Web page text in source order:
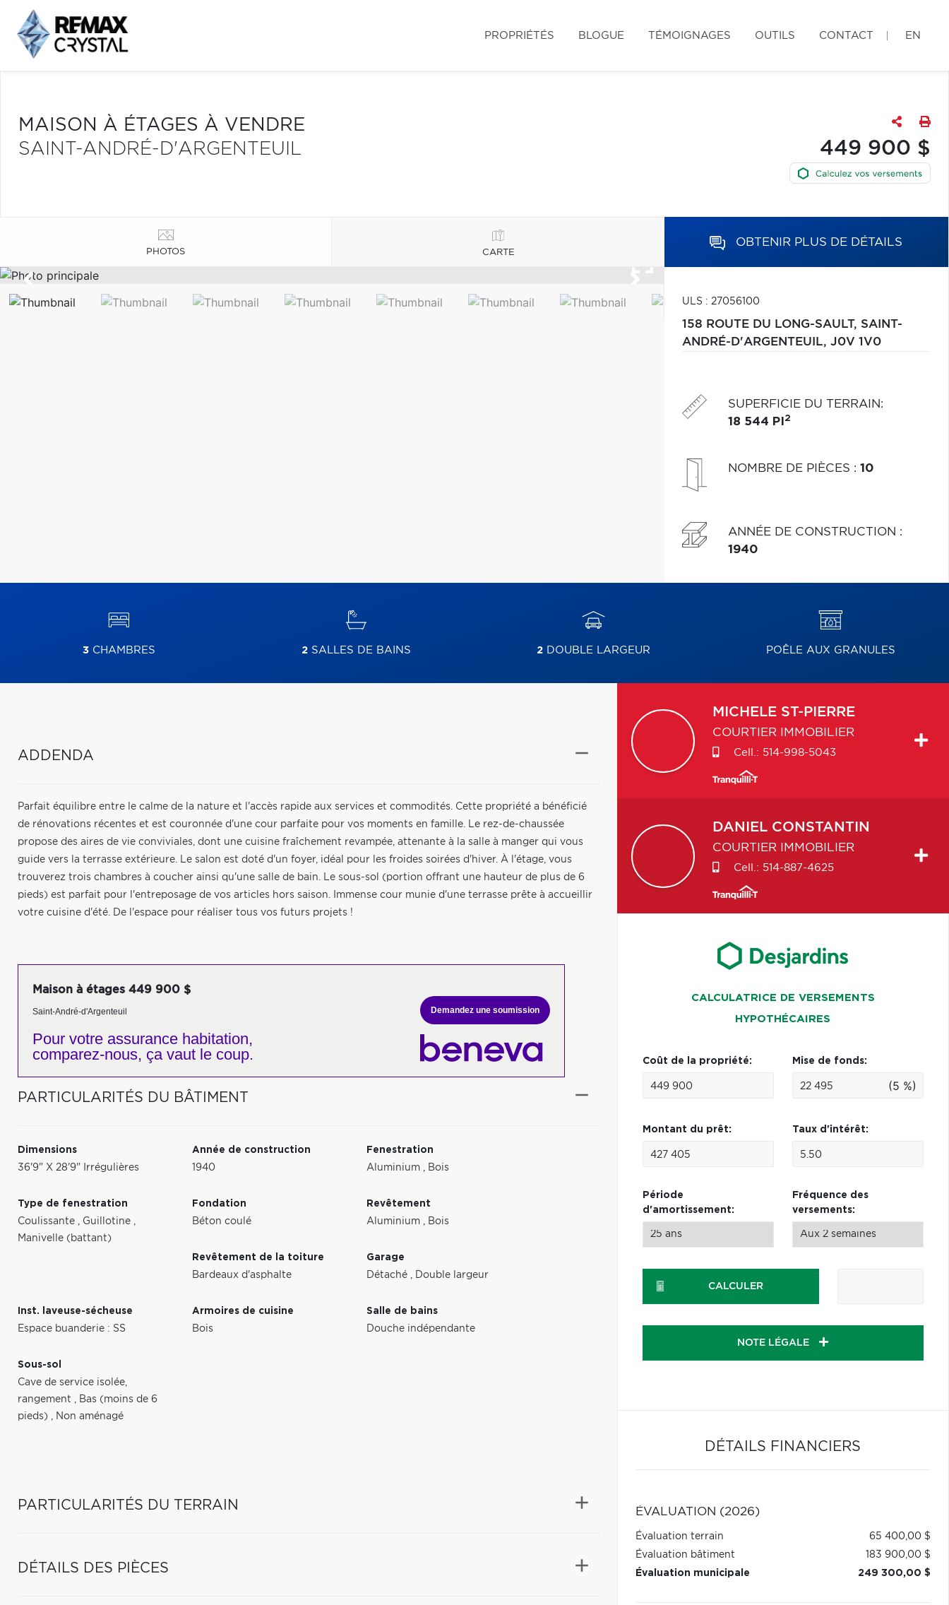
PROPRIÉTÉS BLOGUE TÉMOIGNAGES OUTILS CONTACT EN
MAISON À ÉTAGES À VENDRE
SAINT-ANDRÉ-D'ARGENTEUIL
449 900 $
PHOTOS CARTE
OBTENIR PLUS DE DÉTAILS
ULS : 27056100
158 ROUTE DU LONG-SAULT, SAINT-
ANDRÉ-D'ARGENTEUIL, J0V 1V0
SUPERFICIE DU TERRAIN:
18 544 PI 2
NOMBRE DE PIÈCES : 10
ANNÉE DE CONSTRUCTION :
1940
3CHAMBRES 2SALLES DE BAINS 2DOUBLE LARGEUR POÊLE AUX GRANULES
ADDENDA
Parfait équilibre entre le calme de la nature et l'accès rapide aux services et commodités. Cette propriété a bénéficié
de rénovations récentes et est couronnée d'une cour parfaite pour vos moments en famille. Le rez-de-chaussée
propose des aires de vie conviviales, dont une cuisine fraîchement revampée, attenante à la salle à manger qui vous
guide vers la terrasse extérieure. Le salon est doté d'un foyer, idéal pour les froides soirées d'hiver. À l'étage, vous
trouverez trois chambres à coucher ainsi qu'une salle de bain. Le sous-sol (portion offrant une hauteur de plus de 6
pieds) est parfait pour l'entreposage de vos articles hors saison. Immense cour munie d'une terrasse prête à accueillir
votre cuisine d'été. De l'espace pour réaliser tous vos futurs projets !
Maison à étages 449 900 $
Saint-André-d'Argenteuil
Pour votre assurance habitation,
comparez-nous, ça vaut le coup.
Demandez une soumission
PARTICULARITÉS DU BÂTIMENT
Dimensions
36'9" X 28'9" Irrégulières
Année de construction
1940
Fenestration
Aluminium , Bois
Type de fenestration
Coulissante , Guillotine ,
Manivelle (battant)
Fondation
Béton coulé
Revêtement
Aluminium , Bois
Revêtement de la toiture
Bardeaux d'asphalte
Garage
Détaché , Double largeur
Inst. laveuse-sécheuse
Espace buanderie : SS
Armoires de cuisine
Bois
Salle de bains
Douche indépendante
Sous-sol
Cave de service isolée,
rangement , Bas (moins de 6
pieds) , Non aménagé
PARTICULARITÉS DU TERRAIN
DÉTAILS DES PIÈCES
MICHELE ST-PIERRE
COURTIER IMMOBILIER
Cell.: 514-998-5043
DANIEL CONSTANTIN
COURTIER IMMOBILIER
Cell.: 514-887-4625
CALCULATRICE DE VERSEMENTS
HYPOTHÉCAIRES
Coût de la propriété: Mise de fonds:
(5 %)
Montant du prêt: Taux d'intérêt:
Période
d'amortissement:
Fréquence des
versements:
CALCULER
NOTE LÉGALE
DÉTAILS FINANCIERS
ÉVALUATION (2026)
Évaluation terrain
65 400,00 $
Évaluation bâtiment
183 900,00 $
Évaluation municipale
249 300,00 $